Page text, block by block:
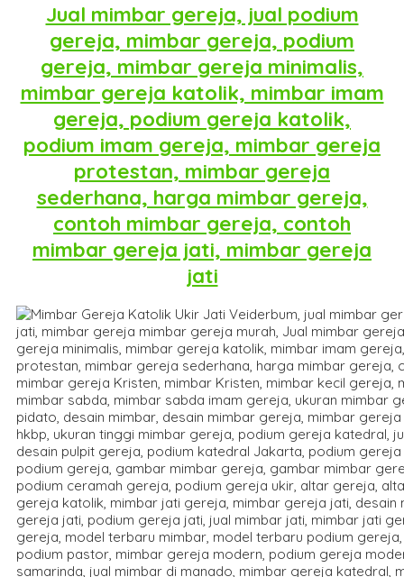
Jual mimbar gereja, jual podium
gereja, mimbar gereja, podium
gereja, mimbar gereja minimalis,
mimbar gereja katolik, mimbar imam
gereja, podium gereja katolik,
podium imam gereja, mimbar gereja
protestan, mimbar gereja
sederhana, harga mimbar gereja,
contoh mimbar gereja, contoh
mimbar gereja jati, mimbar gereja
jati